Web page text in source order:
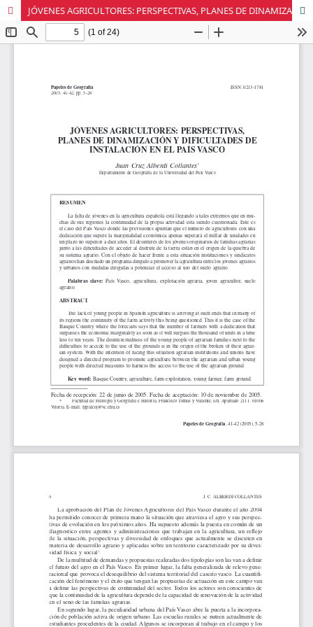
JÓVENES AGRICULTORES: PERSPECTIVAS, PLANES DE DINAMIZACIÓN Y DIFICULTADES DE INSTALACIÓN EN EL PAÍS VASCO